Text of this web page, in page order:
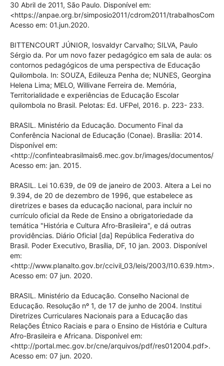
30 Abril de 2011, São Paulo. Disponível em:
<https://anpae.org.br/simposio2011/cdrom2011/
Acesso em: 01.jun.2020.
BITTENCOURT JÚNIOR, Iosvaldyr Carvalho; SILVA, Paulo
Sérgio da. Por um novo fazer pedagógico em sala de aula: os
contornos pedagógicos de uma perspectiva de Educação
Quilombola. In: SOUZA, Edileuza Penha de; NUNES, Georgina
Helena Lima; MELO, Willivane Ferreira de. Memória,
Territorialidade e experiências de Educação Escolar
quilombola no Brasil. Pelotas: Ed. UFPel, 2016. p. 223- 233.
BRASIL. Ministério da Educação. Documento Final da
Conferência Nacional de Educação (Conae). Brasília: 2014.
Disponível em:
<http://confinteabrasilmais6.mec.gov.br/images/documentos/
Acesso em: jan. 2015.
BRASIL. Lei 10.639, de 09 de janeiro de 2003. Altera a Lei no
9.394, de 20 de dezembro de 1996, que estabelece as
diretrizes e bases da educação nacional, para incluir no
currículo oficial da Rede de Ensino a obrigatoriedade da
temática "História e Cultura Afro-Brasileira", e dá outras
providências. Diário Oficial [da] República Federativa do
Brasil. Poder Executivo, Brasília, DF, 10 jan. 2003. Disponível
em:
<http://www.planalto.gov.br/ccivil_03/leis/2003/l10.639.htm>.
Acesso em: 07 jun. 2020.
BRASIL. Ministério da Educação. Conselho Nacional de
Educação. Resolução nº 1, de 17 de junho de 2004. Institui
Diretrizes Curriculares Nacionais para a Educação das
Relações Étnico Raciais e para o Ensino de História e Cultura
Afro-Brasileira e Africana. Disponível em:
<http://portal.mec.gov.br/cne/arquivos/pdf/res012004.pdf>.
Acesso em: 07 jun. 2020.